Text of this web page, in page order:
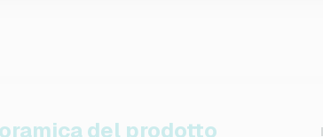
del prodotto